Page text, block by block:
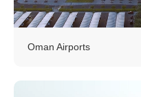
Oman Airports